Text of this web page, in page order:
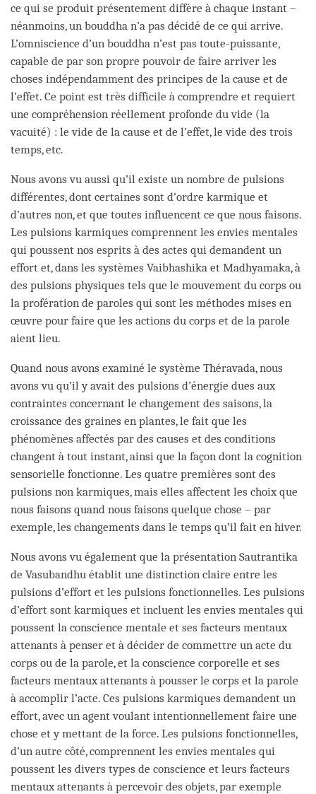
ce qui se produit présentement diffère à chaque instant –
néanmoins, un bouddha n’a pas décidé de ce qui arrive.
L’omniscience d’un bouddha n’est pas toute-puissante,
capable de par son propre pouvoir de faire arriver les
choses indépendamment des principes de la cause et de
l’effet. Ce point est très difficile à comprendre et requiert
une compréhension réellement profonde du vide (la
vacuité) : le vide de la cause et de l’effet, le vide des trois
temps, etc.
Nous avons vu aussi qu’il existe un nombre de pulsions
différentes, dont certaines sont d’ordre karmique et
d’autres non, et que toutes influencent ce que nous faisons.
Les pulsions karmiques comprennent les envies mentales
qui poussent nos esprits à des actes qui demandent un
effort et, dans les systèmes Vaibhashika et Madhyamaka, à
des pulsions physiques tels que le mouvement du corps ou
la profération de paroles qui sont les méthodes mises en
œuvre pour faire que les actions du corps et de la parole
aient lieu.
Quand nous avons examiné le système Théravada, nous
avons vu qu’il y avait des pulsions d’énergie dues aux
contraintes concernant le changement des saisons, la
croissance des graines en plantes, le fait que les
phénomènes affectés par des causes et des conditions
changent à tout instant, ainsi que la façon dont la cognition
sensorielle fonctionne. Les quatre premières sont des
pulsions non karmiques, mais elles affectent les choix que
nous faisons quand nous faisons quelque chose – par
exemple, les changements dans le temps qu’il fait en hiver.
Nous avons vu également que la présentation Sautrantika
de Vasubandhu établit une distinction claire entre les
pulsions d’effort et les pulsions fonctionnelles. Les pulsions
d’effort sont karmiques et incluent les envies mentales qui
poussent la conscience mentale et ses facteurs mentaux
attenants à penser et à décider de commettre un acte du
corps ou de la parole, et la conscience corporelle et ses
facteurs mentaux attenants à pousser le corps et la parole
à accomplir l’acte. Ces pulsions karmiques demandent un
effort, avec un agent voulant intentionnellement faire une
chose et y mettant de la force. Les pulsions fonctionnelles,
d’un autre côté, comprennent les envies mentales qui
poussent les divers types de conscience et leurs facteurs
mentaux attenants à percevoir des objets, par exemple